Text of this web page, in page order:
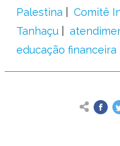
Palestina
Comitê
Tanhaçu
educação financeira